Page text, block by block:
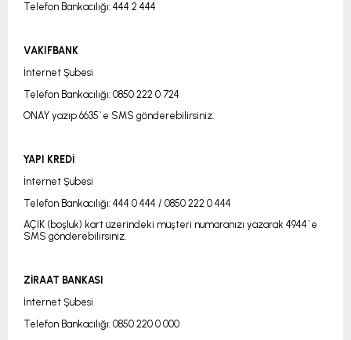
Telefon Bankacılığı: 444 2 444
VAKIFBANK
İnternet Şubesi
Telefon Bankacılığı: 0850 222 0 724
ONAY yazıp 6635`e SMS gönderebilirsiniz.
YAPI KREDİ
İnternet Şubesi
Telefon Bankacılığı: 444 0 444 / 0850 222 0 444
AÇIK (boşluk) kart üzerindeki müşteri numaranızı yazarak 4944`e
SMS gönderebilirsiniz.
ZİRAAT BANKASI
İnternet Şubesi
Telefon Bankacılığı: 0850 220 0 000